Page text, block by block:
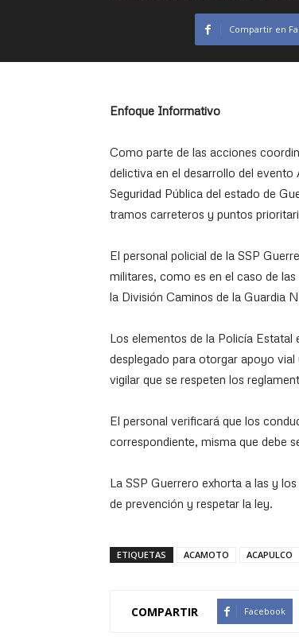
Compartir en
Enfoque Informativo
Como parte de las acciones
delictiva en el desarrollo del
Seguridad Pública del estado de
tramos carreteros y puntos
El personal policial de la SSP
militares, como es en el caso de
la División Caminos de la Guardia
Los elementos de la Policía
desplegado para otorgar apoyo
vigilar que se respeten los
El personal verificará que los
correspondiente, misma que debe
La SSP Guerrero exhorta a las y
de prevención y respetar la ley.
ETIQUETAS ACAMOTO ACAPULCO
COMPARTIR Facebook